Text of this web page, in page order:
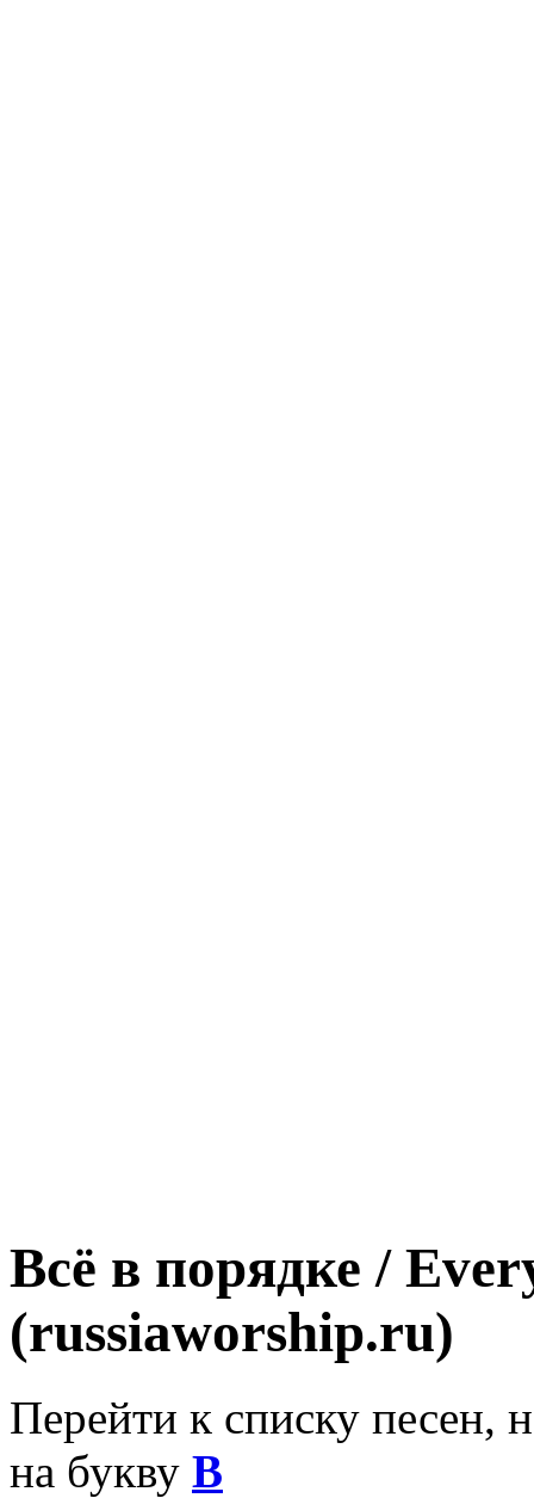
Всё в порядке /
(russiaworship.ru)
Перейти к списку песен,
на букву В